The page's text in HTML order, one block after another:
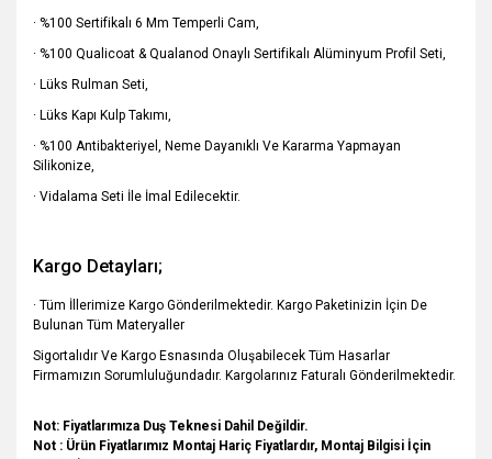
· %100 Sertifikalı 6 Mm Temperli Cam,
· %100 Qualicoat & Qualanod Onaylı Sertifikalı Alüminyum Profil Seti,
· Lüks Rulman Seti,
· Lüks Kapı Kulp Takımı,
· %100 Antibakteriyel, Neme Dayanıklı Ve Kararma Yapmayan
Silikonize,
· Vidalama Seti İle İmal Edilecektir.
Kargo Detayları;
· Tüm İllerimize Kargo Gönderilmektedir. Kargo Paketinizin İçin De
Bulunan Tüm Materyaller
Sigortalıdır Ve Kargo Esnasında Oluşabilecek Tüm Hasarlar
Firmamızın Sorumluluğundadır. Kargolarınız Faturalı Gönderilmektedir.
Not: Fiyatlarımıza Duş Teknesi Dahil Değildir.
Not : Ürün Fiyatlarımız Montaj Hariç Fiyatlardır, Montaj Bilgisi İçin